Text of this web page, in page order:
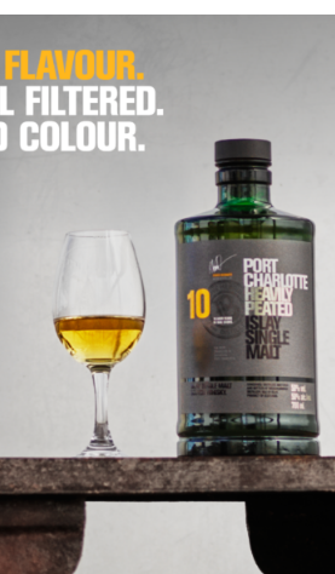
10 : CE QUE 40 PPM DIT
D’UNE RÉCOMPENSE SANS...
by